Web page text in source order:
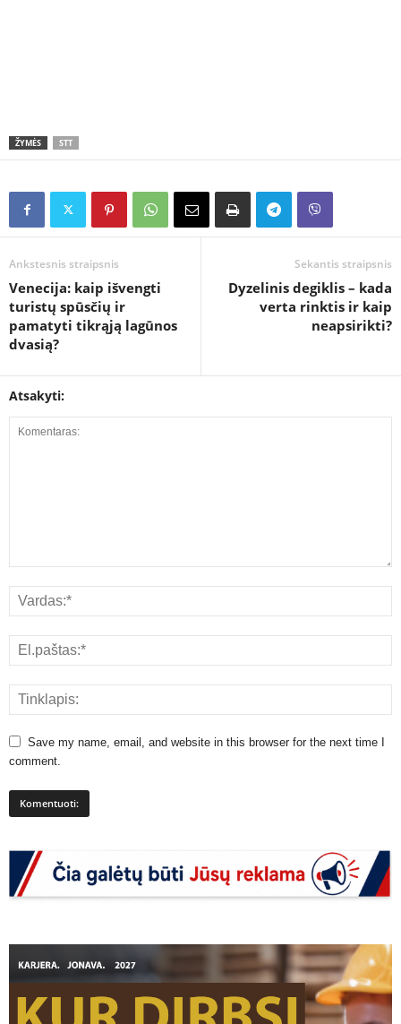
ŽYMĖS STT
Ankstesnis straipsnis
Venecija: kaip išvengti
turistų spūsčių ir
pamatyti tikrąją lagūnos
dvasią?
Sekantis straipsnis
Dyzelinis degiklis – kada
verta rinktis ir kaip
neapsirikti?
Atsakyti:
Save my name, email, and website in this browser for the next time I
comment.